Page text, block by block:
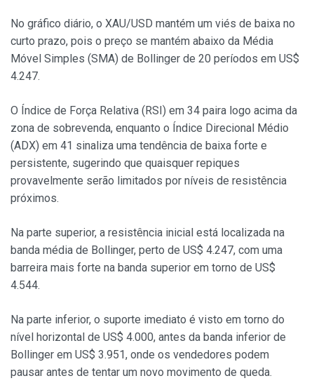
No gráfico diário, o XAU/USD mantém um viés de baixa no
curto prazo, pois o preço se mantém abaixo da Média
Móvel Simples (SMA) de Bollinger de 20 períodos em US$
4.247.
O Índice de Força Relativa (RSI) em 34 paira logo acima da
zona de sobrevenda, enquanto o Índice Direcional Médio
(ADX) em 41 sinaliza uma tendência de baixa forte e
persistente, sugerindo que quaisquer repiques
provavelmente serão limitados por níveis de resistência
próximos.
Na parte superior, a resistência inicial está localizada na
banda média de Bollinger, perto de US$ 4.247, com uma
barreira mais forte na banda superior em torno de US$
4.544.
Na parte inferior, o suporte imediato é visto em torno do
nível horizontal de US$ 4.000, antes da banda inferior de
Bollinger em US$ 3.951, onde os vendedores podem
pausar antes de tentar um novo movimento de queda.